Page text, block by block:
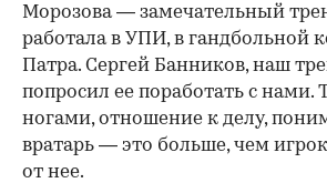
Морозова — замечательный
работала в УПИ, в гандбольной
Патра. Сергей Банников, наш
попросил ее поработать с нами.
ногами, отношение к делу,
вратарь — это больше, чем
от нее.